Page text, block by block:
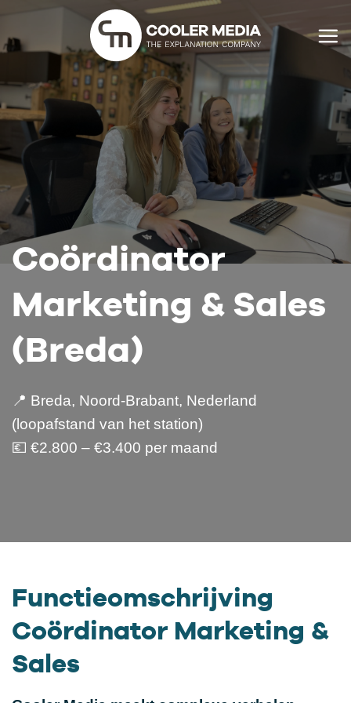
naar
Coördinator
Marketing & Sales
(Breda)
📍 Breda, Noord-Brabant, Nederland
(loopafstand van het station)
💶 €2.800 – €3.400 per maand
Functieomschrijving
Coördinator Marketing &
Sales